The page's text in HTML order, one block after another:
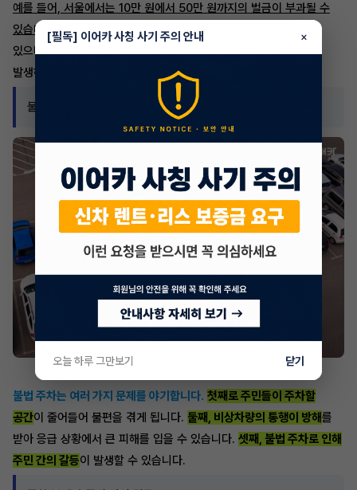
예를 들어, 서울에서는 10만 원에서 50만 원까지의 벌금이 부과될 수
있습니다.그뿐만 아니라, 불법 주차된 차량은 견인 처분을 받을 수
있으며, 이 경우 견인차량을 찾아야 하는 과정에서 추가 비용이
발생하게 됩니다.
불법 주차 시 발생하는 문제점
불법 주차는 여러 가지 문제를 야기합니다. 첫째로 주민들이 주차할
공간이 줄어들어 불편을 겪게 됩니다. 둘째, 비상차량의 통행이 방해를
받아 응급 상황에서 큰 피해를 입을 수 있습니다. 셋째, 불법 주차로 인해
주민 간의 갈등이 발생할 수 있습니다.
[필독] 이어카 사칭 사기 주의 안내 ×
오늘 하루 그만보기 닫기